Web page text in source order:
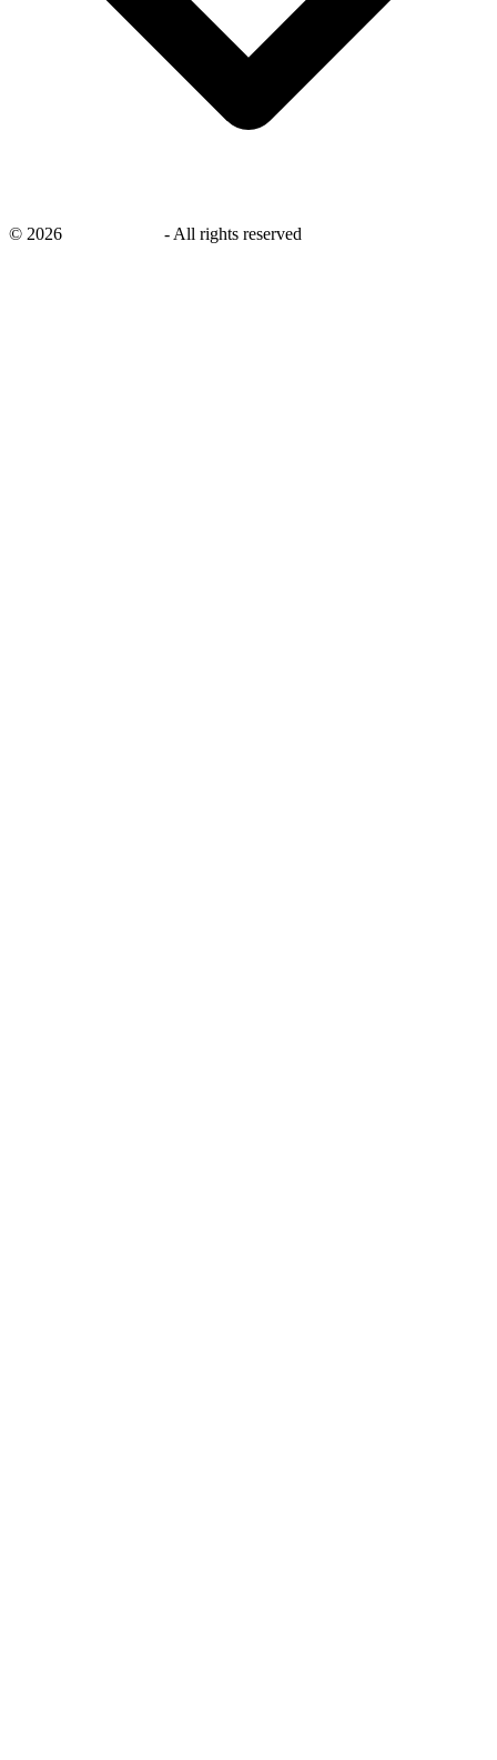
© 2026 - All rights reserved